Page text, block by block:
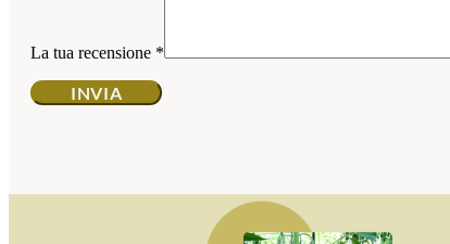
La tua recensione *